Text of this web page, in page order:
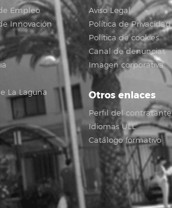
Empleo
Innovación
La Laguna
Aviso Legal
Política de Privacidad
Política de cookies
Canal de denuncias
Imagen corporativa
Otros enlaces
Perfil del contratante
Idiomas ULL
Catálogo formativo